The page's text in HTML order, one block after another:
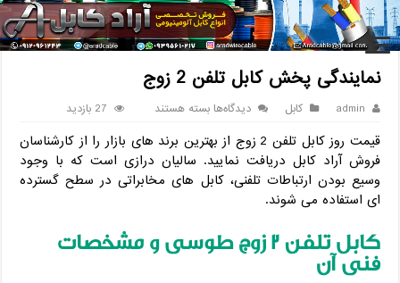
خانه / کابل / نمایندگی پخش کابل تلفن 2 زوج
نمایندگی پخش کابل تلفن 2 زوج
admin کابل دیدگاه‌هابرای
پخش
کابل
تلفن
2
بسته هستند 27 بازدید
قیمت روز کابل تلفن 2 زوج از بهترین برند های بازار را از کارشناسان
فروش آراد کابل دریافت نمایید. سالیان درازی است که با وجود
وسیع بودن ارتباطات تلفنی، کابل های مخابراتی در سطح گسترده
ای استفاده می شوند.
کابل تلفن 2 زوج طوسی و مشخصات
فنی آن